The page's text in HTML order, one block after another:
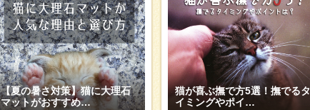
【夏の暑さ対策】猫に大理石
マットがおすすめ…
猫が喜ぶ撫で方5選！撫でるタ
イミングやポイ…